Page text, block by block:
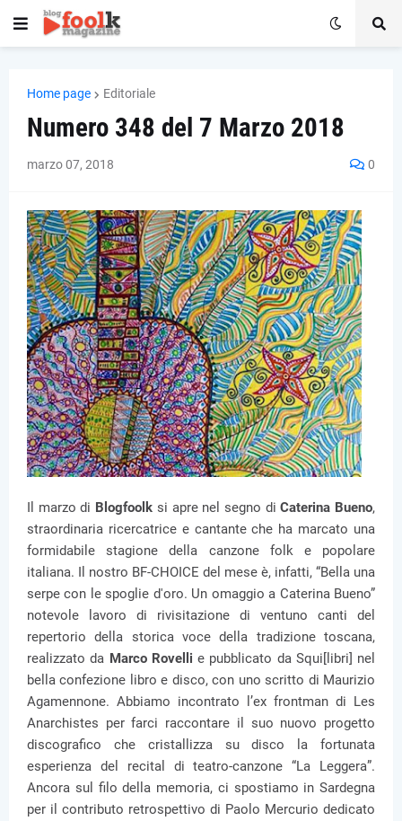
Home page Editoriale
Numero 348 del 7 Marzo 2018
marzo 07, 2018 0
Il marzo di Blogfoolk si apre nel segno diCaterina Bueno,
straordinaria ricercatrice e cantante che ha marcato una
formidabile stagione della canzone folk e popolare
italiana. Il nostro BF-CHOICE del mese è, infatti, “Bella una
serpe con le spoglie d'oro. Un omaggio a Caterina Bueno”
notevole lavoro di rivisitazione di ventuno canti del
repertorio della storica voce della tradizione toscana,
realizzato da Marco Rovelli e pubblicato da Squi[libri] nel
bella confezione libro e disco, con uno scritto di Maurizio
Agamennone. Abbiamo incontrato l’ex frontman di Les
Anarchistes per farci raccontare il suo nuovo progetto
discografico che cristallizza su disco la fortunata
esperienza del recital di teatro-canzone “La Leggera”.
Ancora sul filo della memoria, ci spostiamo in Sardegna
per il contributo retrospettivo di Paolo Mercurio dedicato